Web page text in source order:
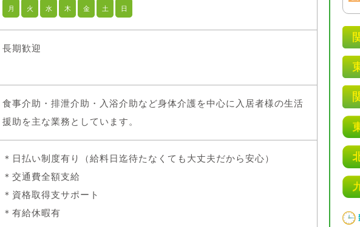
月 火 水 木 金 土 日
長期歓迎
食事介助・排泄介助・入浴介助など身体介護を中心に入居者様の生活
援助を主な業務としています。
＊日払い制度有り（給料日迄待たなくても大丈夫だから安心）
＊交通費全額支給
＊資格取得支サポート
＊有給休暇有